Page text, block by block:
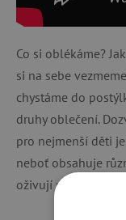
Co si oblékáme?
si na sebe
chystáme do
druhy oblečení.
pro nejmenší děti
neboť obsahuje
oživují pestré